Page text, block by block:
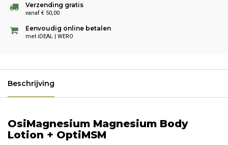
Verzending gratis
vanaf € 50,00
Eenvoudig online betalen
met iDEAL | WERO
Beschrijving
OsiMagnesium Magnesium Body
Lotion + OptiMSM